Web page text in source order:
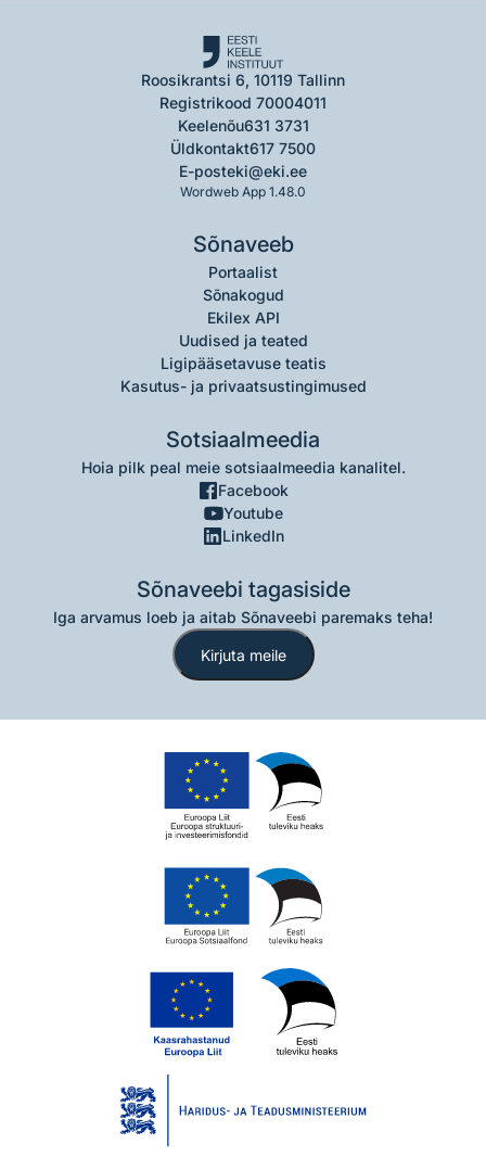
Roosikrantsi 6, 10119 Tallinn
Registrikood 70004011
Keelenõu631 3731
Üldkontakt617 7500
E-posteki@eki.ee
Wordweb App 1.48.0
Sõnaveeb
Portaalist
Sõnakogud
Ekilex API
Uudised ja teated
Ligipääsetavuse teatis
Kasutus- ja privaatsustingimused
Sotsiaalmeedia
Hoia pilk peal meie sotsiaalmeedia kanalitel.
Facebook
Youtube
LinkedIn
Sõnaveebi tagasiside
Iga arvamus loeb ja aitab Sõnaveebi paremaks teha!
Kirjuta meile